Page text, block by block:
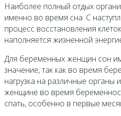
Наиболее полный отдых
именно во время сна. С
процесс восстановления
наполняется жизненной
Для беременных женщин сон
значение, так как во время
нагрузка на различные органы
женщине во время
спать, особенно в первые